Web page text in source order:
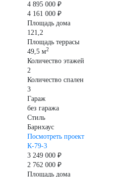
4 895 000 ₽
4 161 000 ₽
Площадь дома
121,2
Площадь террасы
49,5 м2
Количество этажей
2
Количество спален
3
Гараж
без гаража
Стиль
Барнхаус
Посмотреть проект
К-79-3
3 249 000 ₽
2 762 000 ₽
Площадь дома